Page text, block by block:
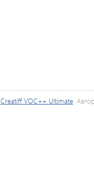
Creatiff VOC++ Ultimate.